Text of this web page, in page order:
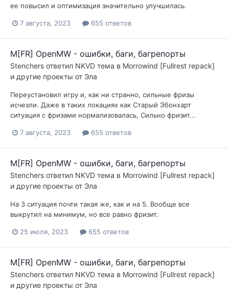
ее повысил и оптимизация значительно улучшилась.
7 августа, 2023 655 ответов
M[FR] OpenMW - ошибки, баги, багрепорты
Stenchers ответил NKVD тема в Morrowind [Fullrest repack]
и другие проекты от Эла
Переустановил игру и, как ни странно, сильные фризы
исчезли. Даже в таких локациях как Старый Эбонхарт
ситуация с фризами нормализовалась, Сильно фризит...
7 августа, 2023 655 ответов
M[FR] OpenMW - ошибки, баги, багрепорты
Stenchers ответил NKVD тема в Morrowind [Fullrest repack]
и другие проекты от Эла
На 3 ситуация почти такая же, как и на 5. Вообще все
выкрутил на минимум, но все равно фризит.
25 июля, 2023 655 ответов
M[FR] OpenMW - ошибки, баги, багрепорты
Stenchers ответил NKVD тема в Morrowind [Fullrest repack]
и другие проекты от Эла